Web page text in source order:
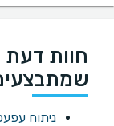
חוות דעת
ניתוח